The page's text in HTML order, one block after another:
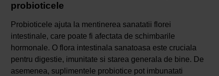
probioticele
Probioticele ajuta la mentinerea sanatatii florei
intestinale, care poate fi afectata de schimbarile
hormonale. O flora intestinala sanatoasa este cruciala
pentru digestie, imunitate si starea generala de bine. De
asemenea, suplimentele probiotice pot imbunatati